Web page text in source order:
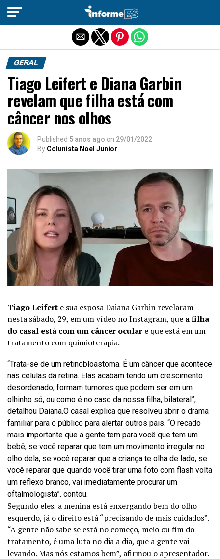
GERAL
Tiago Leifert e Diana Garbin
revelam que filha está com
câncer nos olhos
Published 5 anos ago on 29/01/2022
By Colunista Noel Junior
Tiago Leifert e sua esposa Daiana Garbin revelaram
nesta sábado, 29, em um vídeo no Instagram, que a filha
do casal está com um câncer ocular e que está em um
tratamento com quimioterapia.
“Trata-se de um retinobloastoma. É um câncer que acontece
nas células da retina. Elas acabam tendo um crescimento
desordenado, formam tumores que podem ser em um
olhinho só, ou como é no caso da nossa filha, bilateral”,
detalhou Daiana.O casal explica que resolveu abrir o drama
familiar para o público para alertar outros pais. “O recado
mais importante que a gente tem para você que tem um
bebê, se você reparar que tem um movimento irregular no
olho dela, se você reparar que a criança te olha de lado, se
você reparar que quando você tirar uma foto com flash volta
um reflexo branco, vai imediatamente procurar um
oftalmologista”, contou.
Segundo eles, a menina está enxergando bem do olho
esquerdo, já o direito está “precisando de mais cuidados”.
“A gente não sabe se está no começo, meio ou fim do
tratamento, é uma luta no dia a dia, que a gente vai
levando. Mas nós estamos bem”, afirmou o apresentador.
Sair da versão mobile